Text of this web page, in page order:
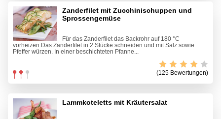
Zanderfilet mit Zucchinischuppen und
Sprossengemüse
Für das Zanderfilet das Backrohr auf 180 °C
vorheizen.Das Zanderfilet in 2 Stücke schneiden und mit Salz sowie
Pfeffer würzen. In einer beschichteten Pfanne...
(125 Bewertungen)
Lammkoteletts mit Kräutersalat